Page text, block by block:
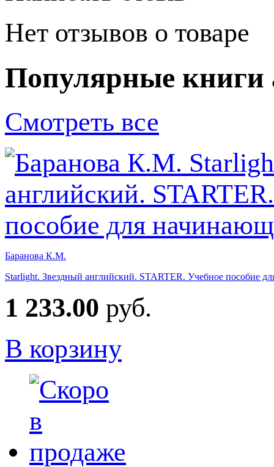
Нет отзывов о товаре
Популярные книги
Смотреть все
Баранова К.М.
Starlight. Звездный английский. STARTER. Учебное пособие
1 233.00 руб.
В корзину